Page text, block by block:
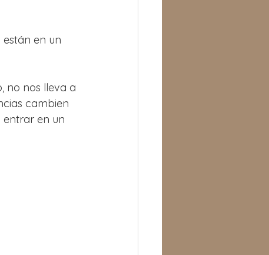
están en un
no nos lleva a
cambien
en un